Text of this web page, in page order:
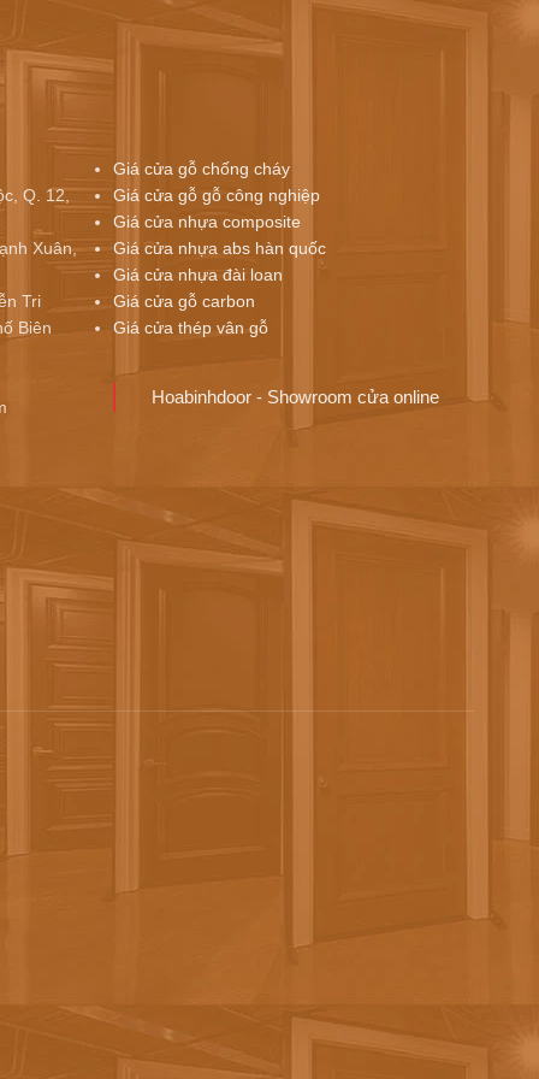
Q. 12,
Xuân,
Tri
Biên
Giá cửa gỗ chống cháy
Giá cửa gỗ gỗ công nghiệp
Giá cửa nhựa composite
Giá cửa nhựa abs hàn quốc
Giá cửa nhựa đài loan
Giá cửa gỗ carbon
Giá cửa thép vân gỗ
Hoabinhdoor - Showroom cửa online